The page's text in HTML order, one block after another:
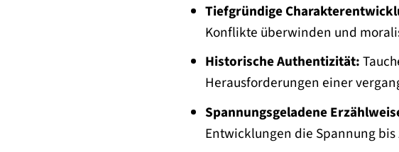
Tiefgründige
Konflikte überwinden und
Historische Authentizität:
Herausforderungen einer
Spannungsgeladene
Entwicklungen die Spannung bis